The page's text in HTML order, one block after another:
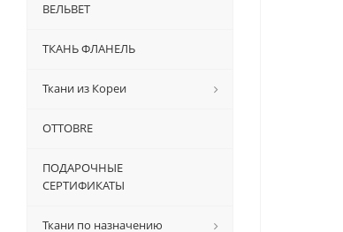
ВЕЛЬВЕТ
ТКАНЬ ФЛАНЕЛЬ
Ткани из Кореи
OTTOBRE
ПОДАРОЧНЫЕ
СЕРТИФИКАТЫ
Ткани по назначению